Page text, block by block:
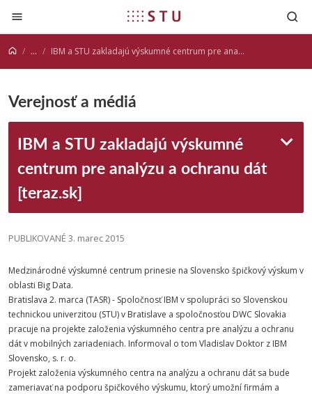
Prejsť na obsah
... IBM a STU zakladajú výskumné centrum pre analýzu a ochranu dát [teraz.sk]
Verejnosť a médiá
IBM a STU zakladajú výskumné
centrum pre analýzu a ochranu dát
[teraz.sk]
PUBLIKOVANÉ 3. marec 2015
Medzinárodné výskumné centrum prinesie na Slovensko špičkový výskum v
oblasti Big Data.
Bratislava 2. marca (TASR) - Spoločnosť IBM v spolupráci so Slovenskou
technickou univerzitou (STU) v Bratislave a spoločnosťou DWC Slovakia
pracuje na projekte založenia výskumného centra pre analýzu a ochranu
dát v mobilných zariadeniach. Informoval o tom Vladislav Doktor z IBM
Slovensko, s. r. o.
Projekt založenia výskumného centra na analýzu a ochranu dát sa bude
zameriavať na podporu špičkového výskumu, ktorý umožní firmám a